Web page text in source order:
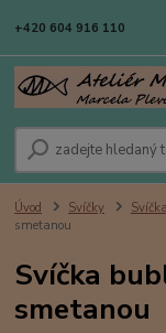
+420 604 916 110
Úvod Svíčky
smetanou
Svíčka
smetanou